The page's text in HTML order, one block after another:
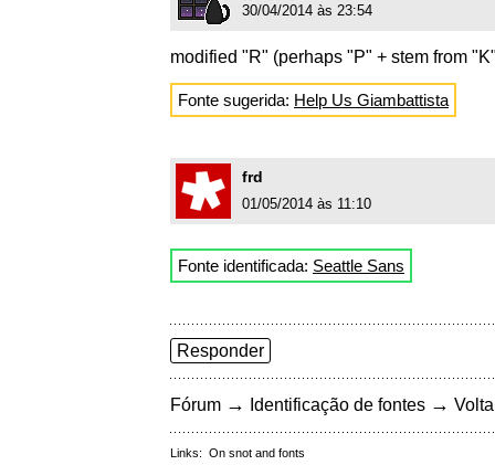
30/04/2014 às 23:54
modified "R" (perhaps "P" + stem from
Fonte sugerida: Help Us Giambattista
frd
01/05/2014 às 11:10
Fonte identificada: Seattle Sans
Responder
Fórum → Identificação de fontes →
Links: On snot and fonts